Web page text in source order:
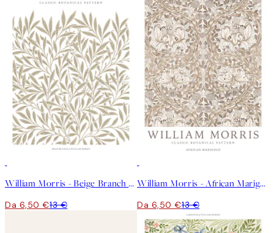
William Morris - Beige Branch Poster
Da 6,50 €13 €
William Morris - African Marigold Poster
Da 6,50 €13 €